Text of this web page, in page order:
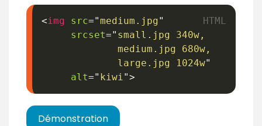
<img src="medium.jpg"
srcset=" small.jpg 340w,
             medium.jpg 680w,
             large.jpg 1024w
"
alt=" kiwi ">
Démonstration